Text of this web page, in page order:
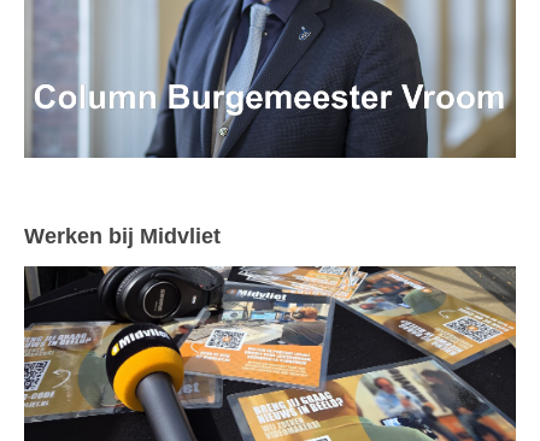
Werken bij Midvliet